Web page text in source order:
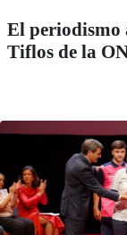
El periodismo
Tiflos de la